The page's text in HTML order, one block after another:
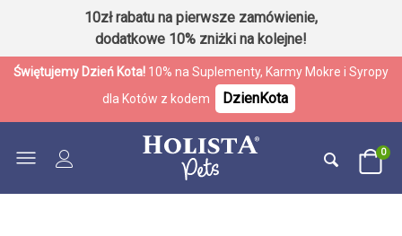
10zł rabatu na pierwsze zamówienie,
dodatkowe 10% zniżki na kolejne!
Świętujemy Dzień Kota! 10% na Suplementy, Karmy Mokre i Syropy
dla Kotów z kodem
DzienKota
0